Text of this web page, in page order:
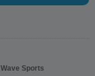
Wave Sports